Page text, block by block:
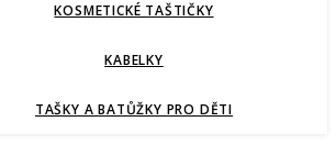
KOSMETICKÉ TAŠTIČKY
KABELKY
TAŠKY A BATŮŽKY PRO DĚTI